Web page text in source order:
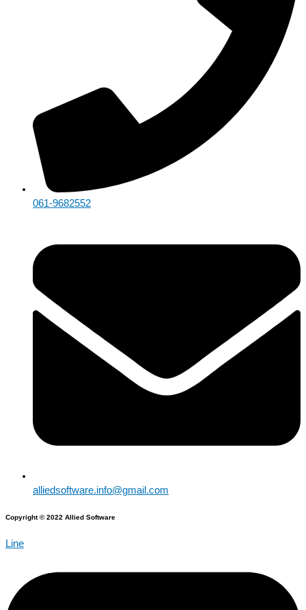
061-9682552
alliedsoftware.info@gmail.com
Copyright © 2022 Allied Software
Line